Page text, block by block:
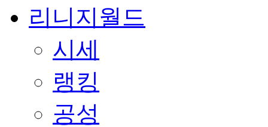
리니지월드
시세
랭킹
공성